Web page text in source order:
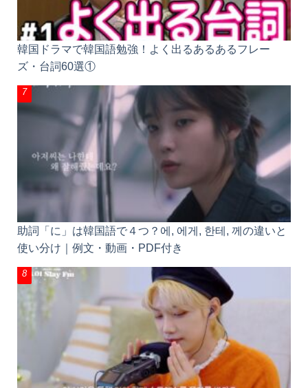
韓国ドラマで韓国語勉強！よく出るあるあるフレー
ズ・台詞60選①
助詞「に」は韓国語で４つ？에, 에게, 한테, 께の違いと
使い分け｜例文・動画・PDF付き